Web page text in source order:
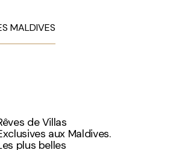
MALDIVES
de Villas
aux Maldives.
plus belles